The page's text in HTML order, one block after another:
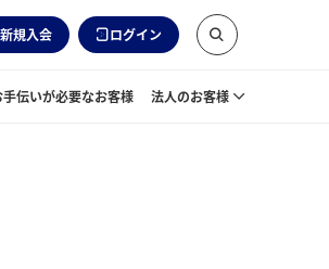
新規入会 ログイン
手伝いが必要なお客様 法人のお客様